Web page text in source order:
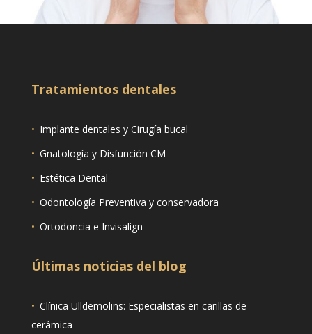
Tratamientos dentales
• Implante dentales y Cirugía bucal
• Gnatología y Disfunción CM
• Estética Dental
• Odontología Preventiva y conservadora
• Ortodoncia e Invisalign
Últimas noticias del blog
• Clínica Ulldemolins: Especialistas en carillas de
cerámica